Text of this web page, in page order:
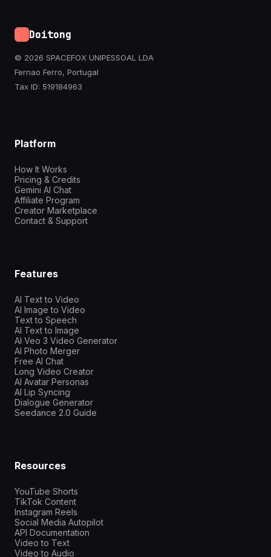
Doitong
© 2026 SPACEFOX UNIPESSOAL LDA
Fernao Ferro, Portugal
Tax ID: 519184963
Platform
How It Works
Pricing & Credits
Gemini AI Chat
Affiliate Program
Creator Marketplace
Contact & Support
Features
AI Text to Video
AI Image to Video
Text to Speech
AI Text to Image
AI Veo 3 Video Generator
AI Photo Merger
Free AI Chat
Long Video Creator
AI Avatar Personas
AI Lip Syncing
Dialogue Generator
Seedance 2.0 Guide
Resources
YouTube Shorts
TikTok Content
Instagram Reels
Social Media Autopilot
API Documentation
Video to Text
Video to Audio